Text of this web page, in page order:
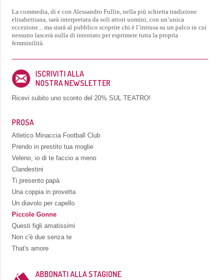
La commedia, di e con Alessandro Fullin, nella più schietta tradizione
elisabettiana, sarà interpretata da soli attori uomini, con un’unica
eccezione... ma starà al pubblico scoprire chi è l’intrusa su un palco in cui
nessuno lascerà nulla di intentato per esprimere tutta la propria
femminilità.
ISCRIVITI ALLA
NOSTRA NEWSLETTER
Ricevi subito uno sconto del 20% SUL TEATRO!
PROSA
Atletico Minaccia Football Club
Prendo in prestito tua moglie
Veleno, io di te faccio a meno
Clandestini
Ti presento papà
Una coppia in provetta
Un diavolo per capello
Piccole Gonne
Questi figli amatissimi
Non c'è due senza te
That's amore
ABBONATI ALLA STAGIONE